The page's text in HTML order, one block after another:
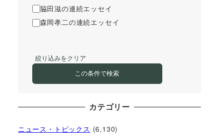
脇田滋の連続エッセイ
森岡孝二の連続エッセイ
絞り込みをクリア
この条件で検索
カテゴリー
ニュース・トピックス (6,130)